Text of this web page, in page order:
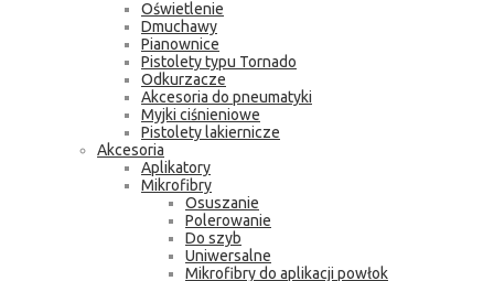
Oświetlenie
Dmuchawy
Pianownice
Pistolety typu Tornado
Odkurzacze
Akcesoria do pneumatyki
Myjki ciśnieniowe
Pistolety lakiernicze
Akcesoria
Aplikatory
Mikrofibry
Osuszanie
Polerowanie
Do szyb
Uniwersalne
Mikrofibry do aplikacji powłok